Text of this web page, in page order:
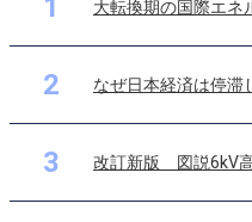
1 大転換期の国際エネ
2 なぜ日本経済は停滞
3 改訂新版 図説6kV